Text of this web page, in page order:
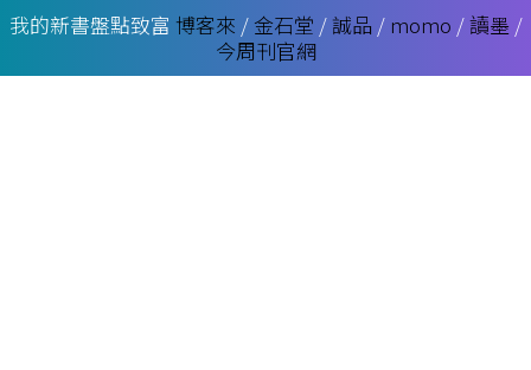
我的新書盤點致富 博客來 / 金石堂 / 誠品 / momo /讀墨 /
今周刊官網